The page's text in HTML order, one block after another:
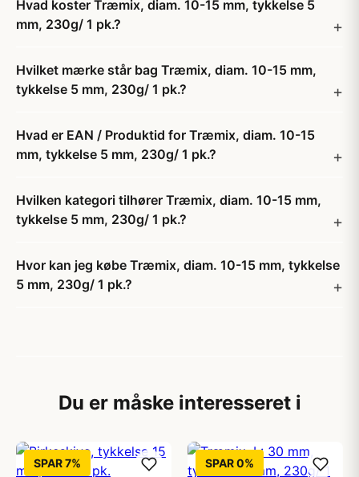
Hvad koster Træmix, diam. 10-15 mm, tykkelse 5
mm, 230g/ 1 pk.?
Hvilket mærke står bag Træmix, diam. 10-15 mm,
tykkelse 5 mm, 230g/ 1 pk.?
Hvad er EAN / Produktid for Træmix, diam. 10-15
mm, tykkelse 5 mm, 230g/ 1 pk.?
Hvilken kategori tilhører Træmix, diam. 10-15 mm,
tykkelse 5 mm, 230g/ 1 pk.?
Hvor kan jeg købe Træmix, diam. 10-15 mm, tykkelse
5 mm, 230g/ 1 pk.?
Du er måske interesseret i
SPAR 7% SPAR 0%